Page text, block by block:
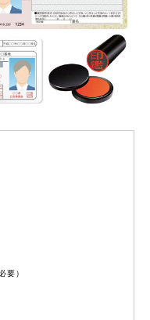
要）